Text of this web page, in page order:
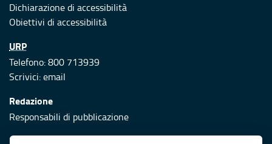
Dichiarazione di accessibilità
Obiettivi di accessibilità
URP
Telefono: 800 713939
Scrivici:email
Redazione
Responsabili di pubblicazione
Protezione civile